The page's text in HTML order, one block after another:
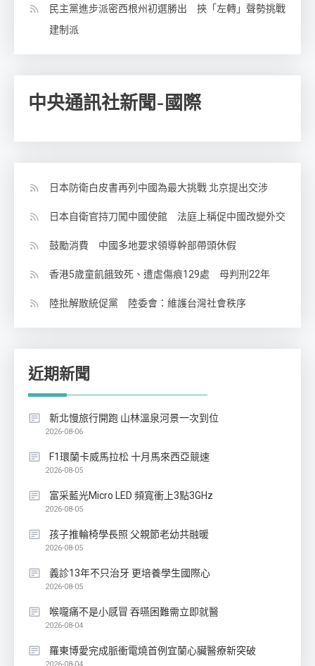
民主黨進步派密西根州初選勝出 挾「左轉」聲勢挑戰
建制派
中央通訊社新聞-國際
日本防衛白皮書再列中國為最大挑戰 北京提出交涉
日本自衛官持刀闖中國使館 法庭上稱促中國改變外交
鼓勵消費 中國多地要求領導幹部帶頭休假
香港5歲童飢餓致死、遭虐傷痕129處 母判刑22年
陸批解散統促黨 陸委會：維護台灣社會秩序
近期新聞
新北慢旅行開跑 山林溫泉河景一次到位
2026-08-06
F1環蘭卡威馬拉松 十月馬來西亞競速
2026-08-05
富采藍光Micro LED 頻寬衝上3點3GHz
2026-08-05
孩子推輪椅學長照 父親節老幼共融暖
2026-08-05
義診13年不只治牙 更培養學生國際心
2026-08-05
喉嚨痛不是小感冒 吞嚥困難需立即就醫
2026-08-04
羅東博愛完成脈衝電燒首例宜蘭心臟醫療新突破